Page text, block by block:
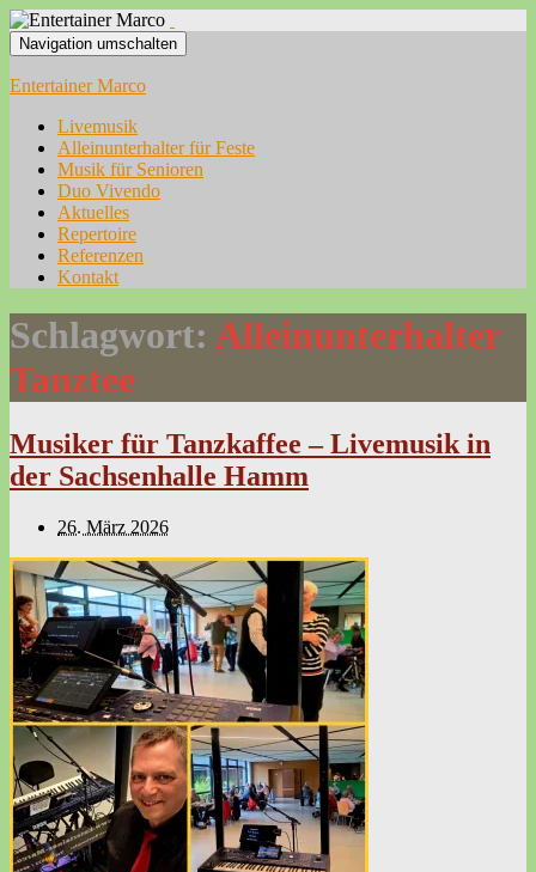
Navigation umschalten
Entertainer Marco
Livemusik
Alleinunterhalter für Feste
Musik für Senioren
Duo Vivendo
Aktuelles
Repertoire
Referenzen
Kontakt
Schlagwort: Alleinunterhalter
Tanztee
Musiker für Tanzkaffee – Livemusik in
der Sachsenhalle Hamm
26. März 2026